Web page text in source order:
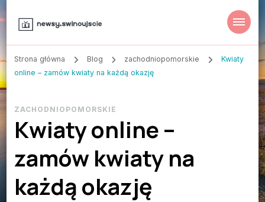
Strona główna Blog zachodniopomorskie
Kwiaty
online – zamów kwiaty na każdą okazję
ZACHODNIOPOMORSKIE
Kwiaty online –
zamów kwiaty na
każdą okazję